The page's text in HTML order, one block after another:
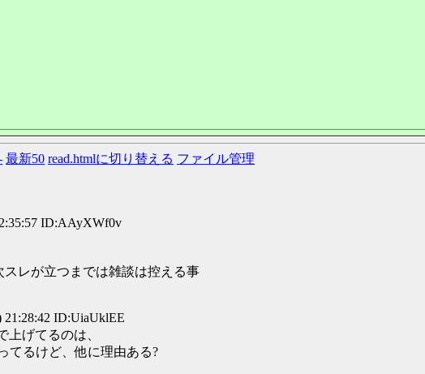
最新50 read.htmlに切り替える ファイル管理
ID:AAyXWf0v
スレが立つまでは雑談は控える事
21:28:42 ID:UiaUklEE
上げてるのは、
てるけど、他に理由ある?